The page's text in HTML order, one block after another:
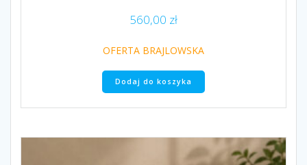
560,00 zł
OFERTA BRAJLOWSKA
Dodaj do koszyka